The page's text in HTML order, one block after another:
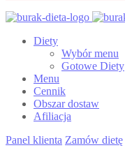
Diety
Wybór menu
Gotowe Diety
Menu
Cennik
Obszar dostaw
Afiliacja
Panel klienta Zamów dietę